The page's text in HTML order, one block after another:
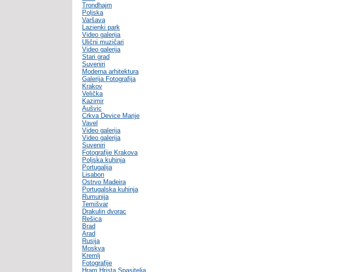
Trondhajm
Poljska
Varšava
Lazienki park
Video galerija
Ulični muzičari
Video galerija
Stari grad
Suveniri
Moderna arhitektura
Galerija Fotografija
Krakov
Velička
Kazimir
Aušvic
Crkva Device Marije
Vavel
Video galerija
Video galerija
Suveniri
Fotografije Krakova
Poljska kuhinja
Portugalija
Lisabon
Ostrvo Madeira
Portugalska kuhinja
Rumunija
Temišvar
Drakulin dvorac
Rešica
Brad
Arad
Rusija
Moskva
Kremlj
Fotografije
Hram Hrista Spasitelja